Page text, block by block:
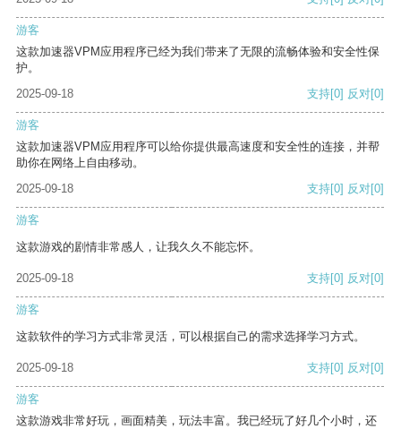
游客
这款加速器VPM应用程序已经为我们带来了无限的流畅体验和安全性保
护。
2025-09-18
支持[0] 反对[0]
游客
这款加速器VPM应用程序可以给你提供最高速度和安全性的连接，并帮
助你在网络上自由移动。
2025-09-18
支持[0] 反对[0]
游客
这款游戏的剧情非常感人，让我久久不能忘怀。
2025-09-18 支持[0] 反对[0]
游客
这款软件的学习方式非常灵活，可以根据自己的需求选择学习方式。
2025-09-18 支持[0] 反对[0]
游客
这款游戏非常好玩，画面精美，玩法丰富。我已经玩了好几个小时，还